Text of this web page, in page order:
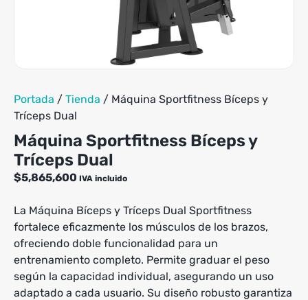
hasta
$439,900
tiene
múltiples
variantes.
Las
opciones
elegir
página
producto
Portada / Tienda / Máquina Sportfitness Bíceps y
Tríceps Dual
Máquina Sportfitness Bíceps y
Tríceps Dual
$5,865,600 IVA incluido
La Máquina Bíceps y Tríceps Dual Sportfitness
fortalece eficazmente los músculos de los brazos,
ofreciendo doble funcionalidad para un
entrenamiento completo. Permite graduar el peso
según la capacidad individual, asegurando un uso
adaptado a cada usuario. Su diseño robusto garantiza